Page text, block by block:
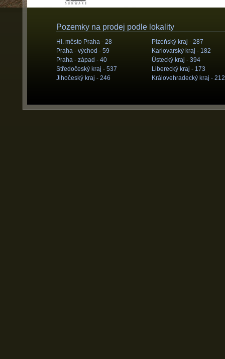
Pozemky na prodej podle lokality
Hl. město Praha - 28
Praha - východ - 59
Praha - západ - 40
Středočeský kraj - 537
Jihočeský kraj - 246
Plzeňský kraj - 287
Karlovarský kraj - 182
Ústecký kraj - 394
Liberecký kraj - 173
Královehradecký kraj - 212